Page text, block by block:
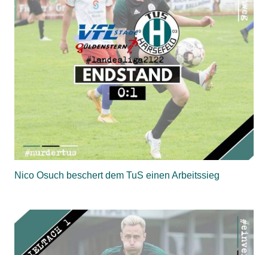
Nico Osuch beschert dem TuS einen Arbeitssieg